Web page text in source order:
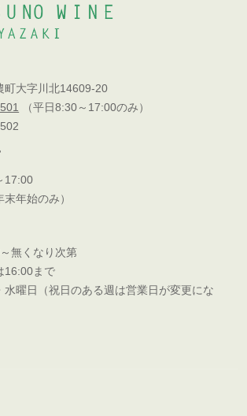
町大字川北14609-20
（平日8:30～17:00のみ）
17:00
年始のみ）
無くなり次第
16:00まで
水曜日（祝日のある週は営業日が変更にな